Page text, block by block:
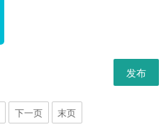
发布
下一页 末页